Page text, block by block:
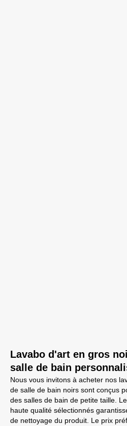
Lavabo d'art en gros
salle de bain
Nous vous invitons à acheter nos
de salle de bain noirs sont conçus
des salles de bain de petite taille.
haute qualité sélectionnés
de nettoyage du produit. Le prix